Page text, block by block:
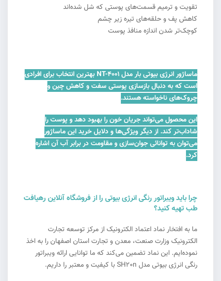
تقویت و ترمیم قسمت‌های پوستی که شل شده‌اند
کاهش پف و حلقه‌های تیره زیر چشم
کوچک‌تر شدن اندازه منافذ پوست
ماساژور انرژی بیوتی بار مدل NT-4001 بهترین انتخاب برای افرادی
است که به دنبال بازسازی پوستی سفت و کاهش چین و
چروک‌های ناخواسته هستند.
این محصول می‌تواند جریان خون را بهبود دهد و پوست را
شاداب‌تر کند. از دیگر ویژگی‌ها و دلایل خرید این ماساژور
می‌توان به توانائی جوان‌سازی و مقاومت در برابر آب آن اشاره
کرد.
چرا باید ویبراتور رنگی انرژی بیوتی را از فروشگاه آنلاین رهیافت
طب تهیه کنید؟
ما به افتخار نماد اعتماد الکترونیک از مرکز توسعه تجارت
الکترونیک وزارت صنعت، معدن و تجارت استان اصفهان را به اخذ
نموده‌ایم. این نماد تضمین می‌کند که ما توانایی ارائه ویبراتور
رنگی انرژی بیوتی مدل SH20n با کیفیت و معتبر را داریم.